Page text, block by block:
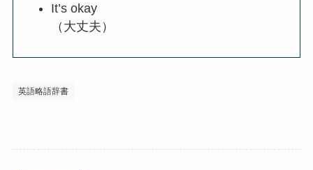
It’s okay
（大丈夫）
英語略語辞書